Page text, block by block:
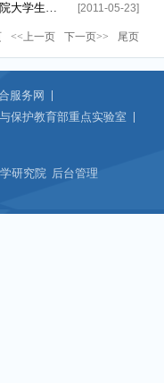
关于举办2011年浙江大学生命科学研究院大学生暑期夏令营的通知 [2011-05-23]
<<上一页 下一页>> 尾页
服务网
保护教育部重点实验室
研究院 后台管理